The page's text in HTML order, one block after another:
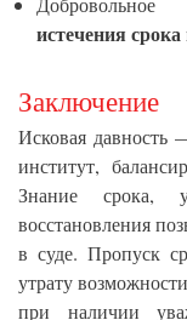
истечения срока
Заключение
Исковая давность
институт,
Знание срока,
восстановления
в суде. Пропуск
утрату
при наличии